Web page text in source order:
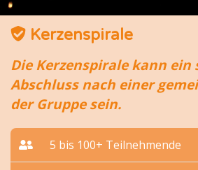
Kerzenspirale
Die Kerzenspirale kann ein
Abschluss nach einer
der Gruppe sein.
5 bis 100+ Teilnehmende